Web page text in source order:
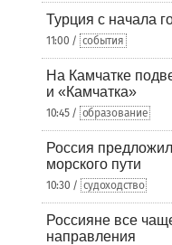
Турция с начала
11:00 / события
На Камчатке
и «Камчатка»
10:45 / образование
Россия
морского пути
10:30 / судоходство
Россияне все
направления